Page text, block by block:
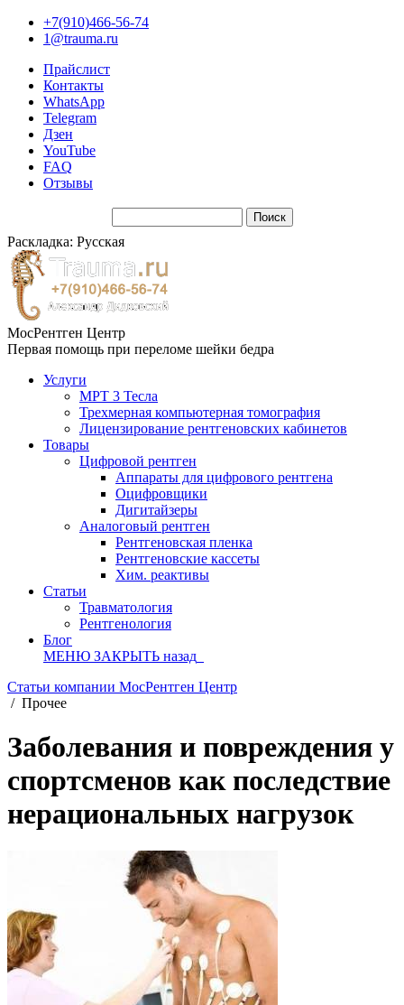
+7(910)466-56-74
1@trauma.ru
Прайслист
Контакты
WhatsApp
Telegram
Дзен
YouTube
FAQ
Отзывы
Раскладка: Русская
МосРентген Центр
Первая помощь при переломе шейки бедра
Услуги
МРТ 3 Тесла
Трехмерная компьютерная томография
Лицензирование рентгеновских кабинетов
Товары
Цифровой рентген
Аппараты для цифрового рентгена
Оцифровщики
Дигитайзеры
Аналоговый рентген
Рентгеновская пленка
Рентгеновские кассеты
Хим. реактивы
Статьи
Травматология
Рентгенология
Блог
МЕНЮ ЗАКРЫТЬ назад
Статьи компании МосРентген Центр
/ Прочее
Заболевания и повреждения у
спортсменов как последствие
нерациональных нагрузок